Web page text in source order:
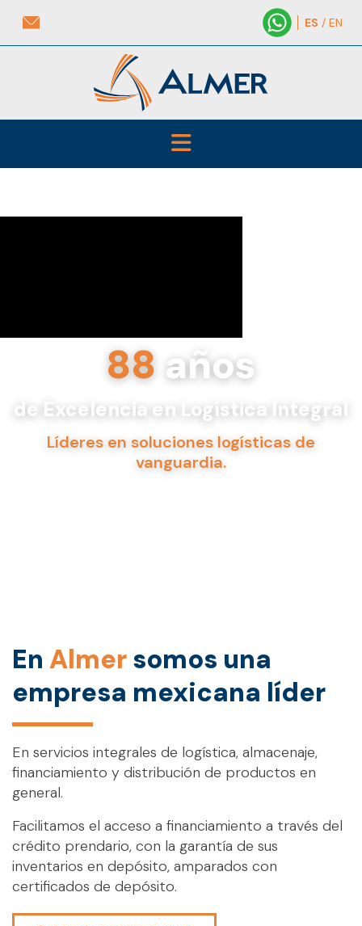
ES / EN
88 años
de Excelencia en Logística Integral
Líderes en soluciones logísticas de
vanguardia.
En Almersomos una
empresa mexicana líder
En servicios integrales de logística, almacenaje,
financiamiento y distribución de productos en
general.
Facilitamos el acceso a financiamiento a través del
crédito prendario, con la garantía de sus
inventarios en depósito, amparados con
certificados de depósito.